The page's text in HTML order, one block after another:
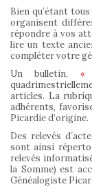
Bien qu’étant
organisent
répondre à vos
lire un texte
compléter votre
Un bulletin, «
articles. La
adhérents,
Picardie d’origine.
Des relevés
sont ainsi
relevés
la Somme) est
Généalogiste